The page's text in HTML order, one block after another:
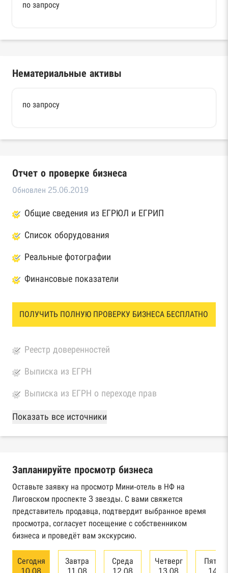
по запросу
Нематериальные активы
по запросу
Отчет о проверке бизнеса
Обновлен 25.06.2019
Общие сведения из ЕГРЮЛ и ЕГРИП
Список оборудования
Реальные фотографии
Финансовые показатели
ПОЛУЧИТЬ ПОЛНУЮ ПРОВЕРКУ БИЗНЕСА БЕСПЛАТНО
Реестр доверенностей
Выписка из ЕГРН
Выписка из ЕГРН о переходе прав
База Росстата
Реестры ЕГРЮЛ и ЕГРИП Федеральной
Реестр государственных контрактов
Федерального казначейства
Картотека арбитражных дел Высшего
арбитражного суда
Единый федеральный реестр сведений о
банкротстве юридических лиц
Показать все источники
Запланируйте просмотр бизнеса
Оставьте заявку на просмотр Мини-отель в НФ на
Лиговском проспекте 3 звезды. С вами свяжется
представитель продавца, подтвердит выбранное время
просмотра, согласует посещение с собственником
бизнеса и проведёт вам экскурсию.
Сегодня
10.08
Завтра
11.08
Среда
12.08
Четверг
13.08
14.08